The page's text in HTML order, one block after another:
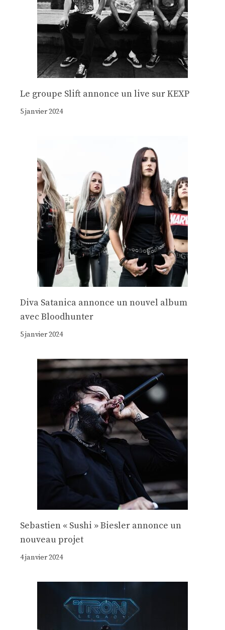
Le groupe Slift annonce un live sur KEXP
5 janvier 2024
Diva Satanica annonce un nouvel album
avec Bloodhunter
5 janvier 2024
Sebastien « Sushi » Biesler annonce un
nouveau projet
4 janvier 2024